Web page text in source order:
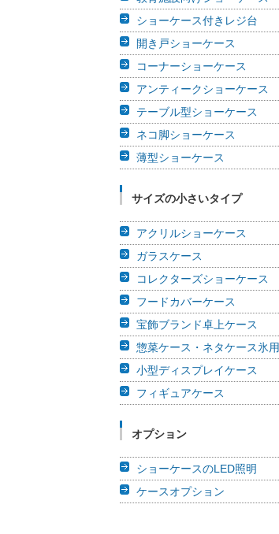
ショーケース付きレジ台
開き戸ショーケース
コーナーショーケース
アンティークショーケース
テーブル型ショーケース
ネコ脚ショーケース
薄型ショーケース
サイズの小さいタイプ
アクリルショーケース
ガラスケース
コレクターズショーケース
フードカバーケース
宝飾ブランド卓上ケース
惣菜ケース・ネタケース氷用
小型ディスプレイケース
フィギュアケース
オプション
ショーケースのLED照明
ケースオプション